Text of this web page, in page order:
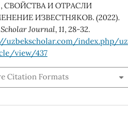
СВОЙСТВА И ОТРАСЛИ
ИЗВЕСТНЯКОВ. (2022).
Journal,11, 28-32.
uzbekscholar.com/index.php/uz
view/437
Citation Formats